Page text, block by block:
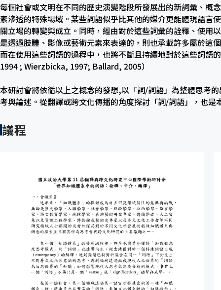
每個社會或文明在不同的歷史演變階段所發展出的新詞彙、概
素滲透的特殊場域。某些詞語似乎比其他的媒介更能體現語言
關立場的轉變與成立。同時，經由對於這些詞彙的詮釋、使用
是透過肢體、影像或藝術元素來表達的，則也承載許多屬於這
而在使用這些詞語的過程中，也將不斷且持續地對於這些詞語
1994 ; Wierzbicka, 1997; Ballard, 2005）
本研討會將依循以上之概念的發想,以「詞/詞語」為整體思考
考與論述。從翻譯或跨文化傳播的角度探討「詞/詞語」，也是
議程